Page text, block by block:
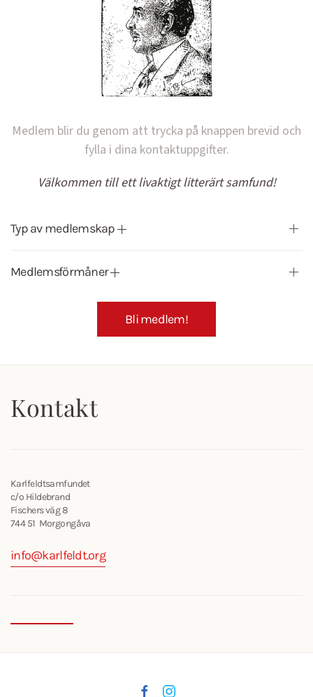
Medlem blir du genom att trycka på knappen brevid och
fylla i dina kontaktuppgifter.
Välkommen till ett livaktigt litterärt samfund!
Typ av medlemskap
Medlemsförmåner
Bli medlem!
Kontakt
Karlfeldtsamfundet
c/o Hildebrand
Fischers väg 8
744 51 Morgongåva
info@karlfeldt.org